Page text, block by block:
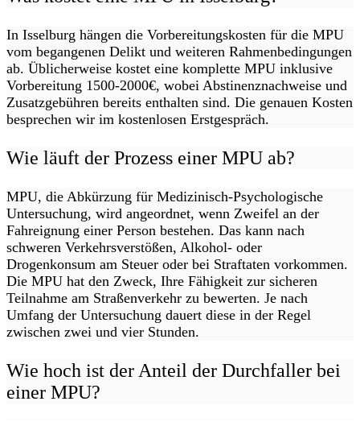
In Isselburg hängen die Vorbereitungskosten für die MPU
vom begangenen Delikt und weiteren Rahmenbedingungen
ab. Üblicherweise kostet eine komplette MPU inklusive
Vorbereitung 1500-2000€, wobei Abstinenznachweise und
Zusatzgebühren bereits enthalten sind. Die genauen Kosten
besprechen wir im kostenlosen Erstgespräch.
Wie läuft der Prozess einer MPU ab?
MPU, die Abkürzung für Medizinisch-Psychologische
Untersuchung, wird angeordnet, wenn Zweifel an der
Fahreignung einer Person bestehen. Das kann nach
schweren Verkehrsverstößen, Alkohol- oder
Drogenkonsum am Steuer oder bei Straftaten vorkommen.
Die MPU hat den Zweck, Ihre Fähigkeit zur sicheren
Teilnahme am Straßenverkehr zu bewerten. Je nach
Umfang der Untersuchung dauert diese in der Regel
zwischen zwei und vier Stunden.
Wie hoch ist der Anteil der Durchfaller bei
einer MPU?